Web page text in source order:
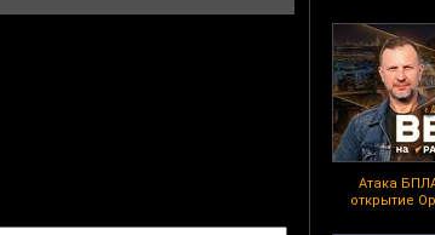
Атака
открытие